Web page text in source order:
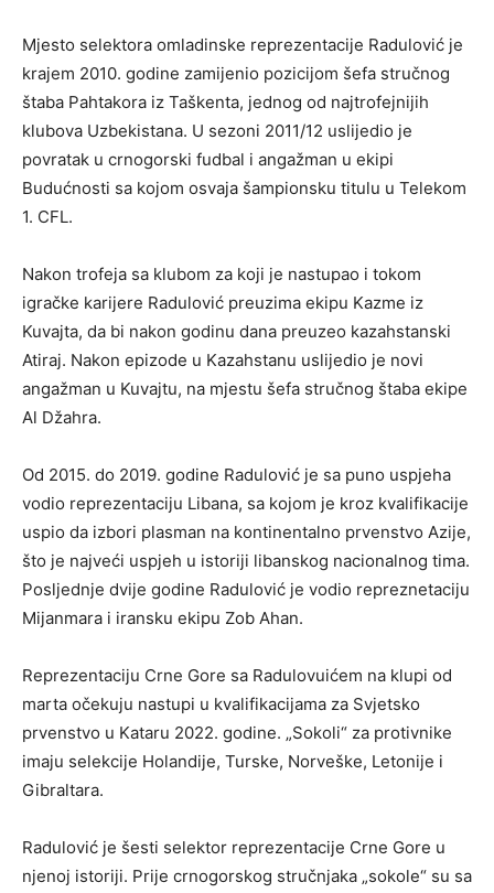
Mjesto selektora omladinske reprezentacije Radulović je
krajem 2010. godine zamijenio pozicijom šefa stručnog
štaba Pahtakora iz Taškenta, jednog od najtrofejnijih
klubova Uzbekistana. U sezoni 2011/12 uslijedio je
povratak u crnogorski fudbal i angažman u ekipi
Budućnosti sa kojom osvaja šampionsku titulu u Telekom
1. CFL.
Nakon trofeja sa klubom za koji je nastupao i tokom
igračke karijere Radulović preuzima ekipu Kazme iz
Kuvajta, da bi nakon godinu dana preuzeo kazahstanski
Atiraj. Nakon epizode u Kazahstanu uslijedio je novi
angažman u Kuvajtu, na mjestu šefa stručnog štaba ekipe
Al Džahra.
Od 2015. do 2019. godine Radulović je sa puno uspjeha
vodio reprezentaciju Libana, sa kojom je kroz kvalifikacije
uspio da izbori plasman na kontinentalno prvenstvo Azije,
što je najveći uspjeh u istoriji libanskog nacionalnog tima.
Posljednje dvije godine Radulović je vodio repreznetaciju
Mijanmara i iransku ekipu Zob Ahan.
Reprezentaciju Crne Gore sa Radulovuićem na klupi od
marta očekuju nastupi u kvalifikacijama za Svjetsko
prvenstvo u Kataru 2022. godine. „Sokoli“ za protivnike
imaju selekcije Holandije, Turske, Norveške, Letonije i
Gibraltara.
Radulović je šesti selektor reprezentacije Crne Gore u
njenoj istoriji. Prije crnogorskog stručnjaka „sokole“ su sa